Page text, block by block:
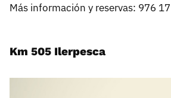
Más información y reservas: 976
Km 505 Ilerpesca